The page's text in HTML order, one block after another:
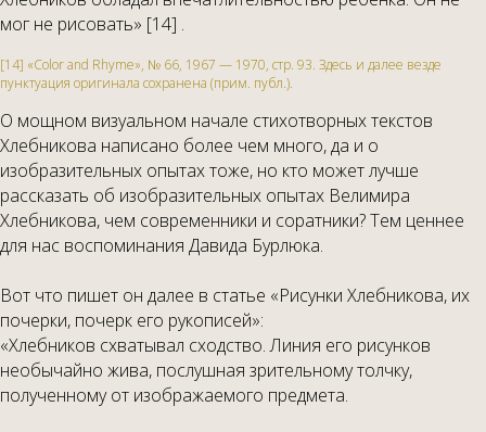
мог не рисовать» [14] .
[14] «Color and Rhyme», № 66, 1967 — 1970, стр. 93. Здесь и далее везде
пунктуация оригинала сохранена (прим. публ.).
О мощном визуальном начале стихотворных текстов
Хлебникова написано более чем много, да и о
изобразительных опытах тоже, но кто может лучше
рассказать об изобразительных опытах Велимира
Хлебникова, чем современники и соратники? Тем ценнее
для нас воспоминания Давида Бурлюка.
Вот что пишет он далее в статье «Рисунки Хлебникова, их
почерки, почерк его рукописей»:
«Хлебников схватывал сходство. Линия его рисунков
необычайно жива, послушная зрительному толчку,
полученному от изображаемого предмета.